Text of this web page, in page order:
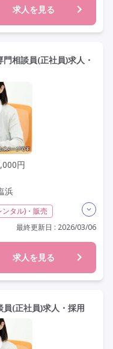
年60歳以上
求人を見る
相談員(正社員)求人・
円
浜
タル)・販売
勤なし
完備
交通費支給
年60歳以上
最終更新日 : 2026/03/06
求人を見る
(正社員)求人・採用